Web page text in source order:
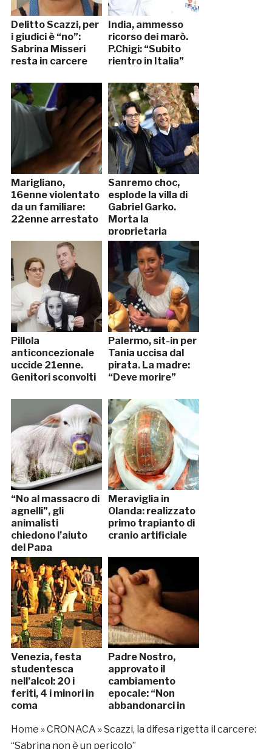
Delitto Scazzi, per
i giudici è “no”:
Sabrina Misseri
resta in carcere
India, ammesso
ricorso dei marò.
P.Chigi: “Subito
rientro in Italia”
Marigliano,
16enne violentato
da un familiare:
22enne arrestato
Sanremo choc,
esplode la villa di
Gabriel Garko.
Morta la
proprietaria
Pillola
anticoncezionale
uccide 21enne.
Genitori sconvolti
Palermo, sit-in per
Tania uccisa dal
pirata. La madre:
“Deve morire”
“No al massacro di
agnelli”, gli
animalisti
chiedono l’aiuto
del Papa
Meraviglia in
Olanda: realizzato
primo trapianto di
cranio artificiale
Venezia, festa
studentesca
nell’alcol: 20 i
feriti, 4 i minori in
coma
Padre Nostro,
approvato il
cambiamento
epocale: “Non
abbandonarci in
Home »CRONACA »Scazzi, la difesa rigetta il carcere:
“Sabrina non è un pericolo”